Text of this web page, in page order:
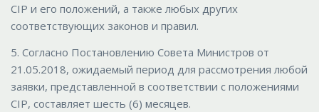
CIP и его положений, а также любых других
соответствующих законов и правил.
5. Согласно Постановлению Совета Министров от
21.05.2018, ожидаемый период для рассмотрения любой
заявки, представленной в соответствии с положениями
CIP, составляет шесть (6) месяцев.